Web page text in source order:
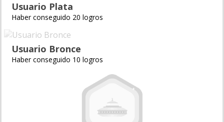
Usuario Plata
Haber conseguido 20 logros
Usuario Bronce
Haber conseguido 10 logros